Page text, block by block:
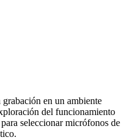
en un ambiente
del funcionamiento
seleccionar micrófonos de